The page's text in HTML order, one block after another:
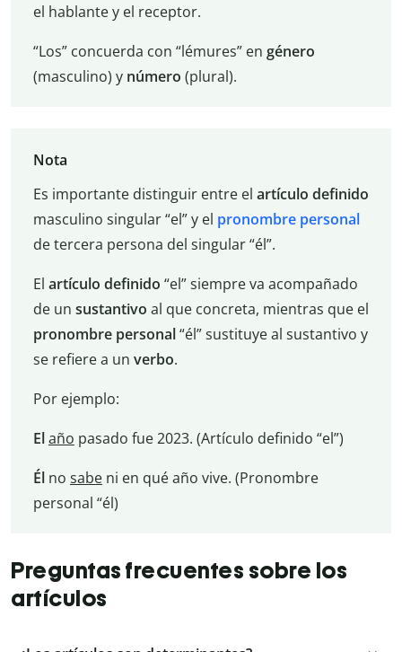
el hablante y el receptor.
“Los” concuerda con “lémures” en género
(masculino) y número (plural).
Nota
Es importante distinguir entre el artículo definido
masculino singular “el” y el pronombre personal
de tercera persona del singular “él”.
El artículo definido “el” siempre va acompañado
de un sustantivo al que concreta, mientras que el
pronombre personal“él” sustituye al sustantivo y
se refiere a un verbo.
Por ejemplo:
Elaño pasado fue 2023. (Artículo definido “el”)
Élno sabeni en qué año vive. (Pronombre
personal “él)
Preguntas frecuentes sobre los
artículos